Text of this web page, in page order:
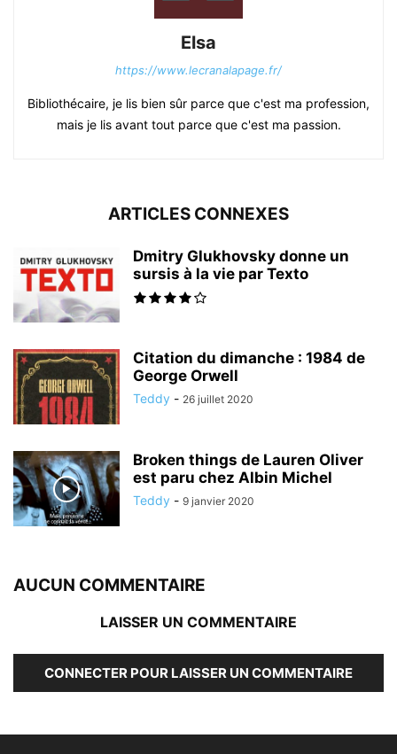
Elsa
https://www.lecranalapage.fr/
Bibliothécaire, je lis bien sûr parce que c'est ma profession,
mais je lis avant tout parce que c'est ma passion.
ARTICLES CONNEXES
Dmitry Glukhovsky donne un
sursis à la vie par Texto
Citation du dimanche : 1984 de
George Orwell
Teddy - 26 juillet 2020
Broken things de Lauren Oliver
est paru chez Albin Michel
Teddy - 9 janvier 2020
AUCUN COMMENTAIRE
LAISSER UN COMMENTAIRE
CONNECTER POUR LAISSER UN COMMENTAIRE